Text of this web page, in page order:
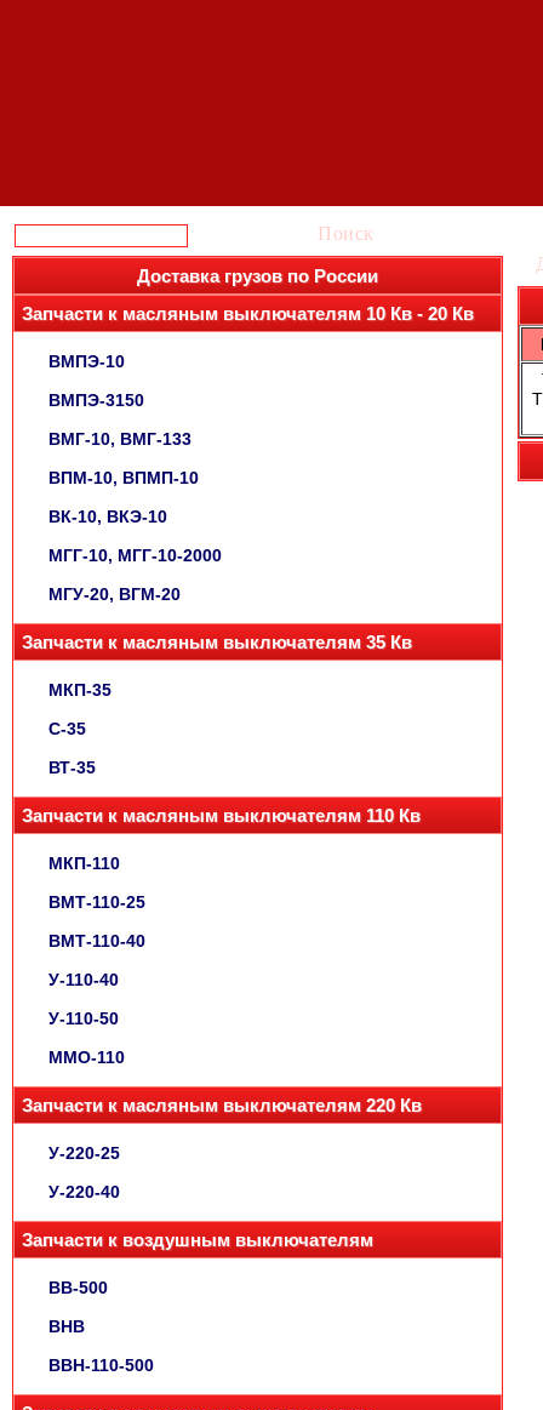
Поиск
Доставка грузов по России
Запчасти к масляным выключателям 10 Кв - 20 Кв
ВМПЭ-10
ВМПЭ-3150
ВМГ-10, ВМГ-133
ВПМ-10, ВПМП-10
ВК-10, ВКЭ-10
МГГ-10, МГГ-10-2000
МГУ-20, ВГМ-20
Запчасти к масляным выключателям 35 Кв
МКП-35
С-35
ВТ-35
Запчасти к масляным выключателям 110 Кв
МКП-110
ВМТ-110-25
ВМТ-110-40
У-110-40
У-110-50
ММО-110
Запчасти к масляным выключателям 220 Кв
У-220-25
У-220-40
Запчасти к воздушным выключателям
ВВ-500
ВНВ
ВВН-110-500